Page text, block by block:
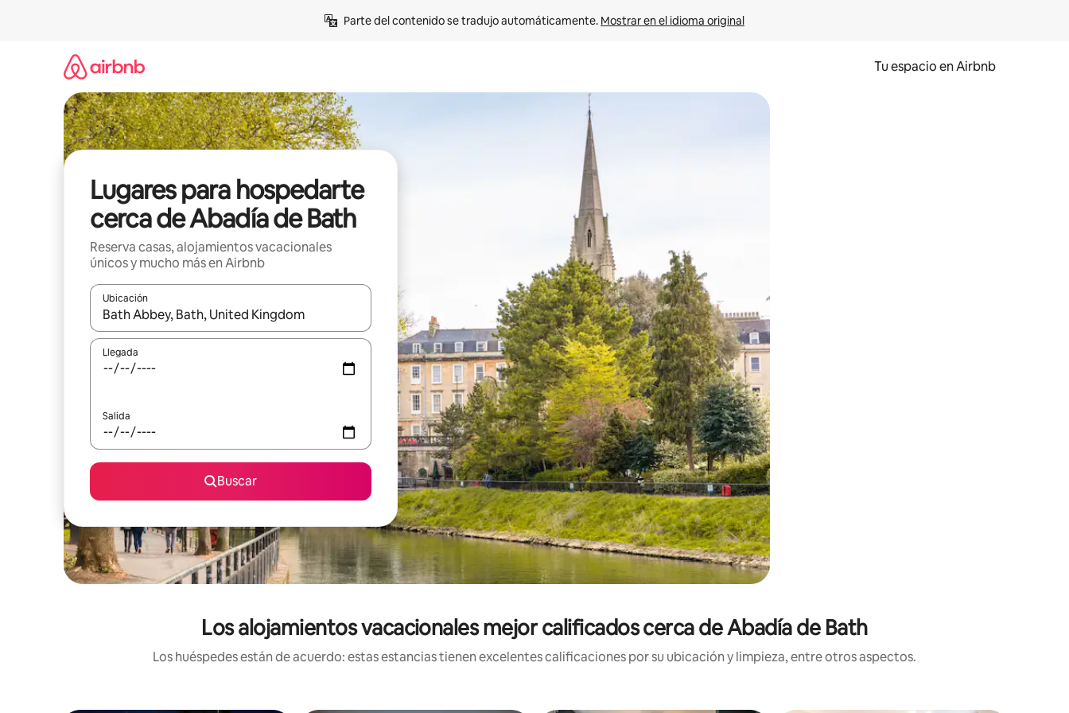
Parte del contenido se tradujo automáticamente. Mostrar en el idioma original
Tu espacio en Airbnb
Lugares para hospedarte
cerca de Abadía de Bath
Reserva casas, alojamientos vacacionales
únicos y mucho más en Airbnb
Ubicación
Cuando los resultados estén disponibles, podrás navegar usando las teclas de las flechas hacia arriba y hacia abajo, o bien tocando y deslizando la pantalla.
Llegada
Salida
Buscar
Los alojamientos vacacionales mejor calificados cerca de Abadía de Bath
Los huéspedes están de acuerdo: estas estancias tienen excelentes calificaciones por su ubicación y limpieza, entre otros aspectos.